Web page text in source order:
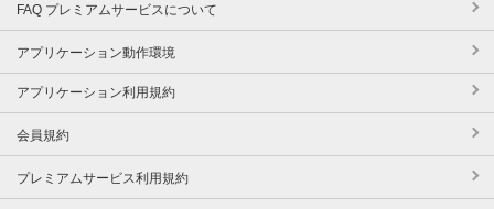
FAQ プレミアムサービスについて
アプリケーション動作環境
アプリケーション利用規約
会員規約
プレミアムサービス利用規約